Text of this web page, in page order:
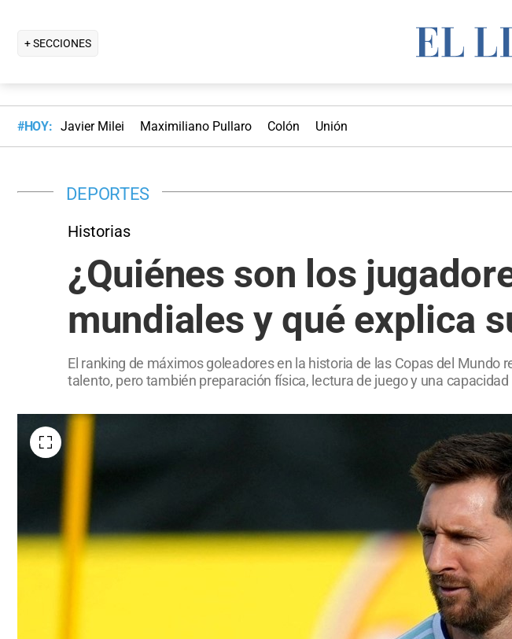
+ SECCIONES
#HOY: Javier Milei Maximiliano Pullaro Colón Unión
DEPORTES
Historias
¿Quiénes son los
mundiales y qué explica
El ranking de máximos goleadores en la historia de las Copas del
talento, pero también preparación física, lectura de juego y una